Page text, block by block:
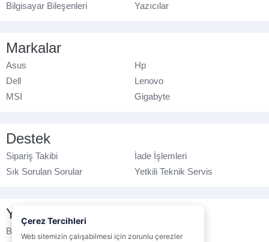
Bilgisayar Bileşenleri
Yazıcılar
Markalar
Asus
Hp
Dell
Lenovo
MSI
Gigabyte
Destek
Sipariş Takibi
İade İşlemleri
Sık Sorulan Sorular
Yetkili Teknik Servis
Yasal Bilgilendirme
Banka Hesap No
Çerez Tercihleri
Web sitemizin çalışabilmesi için zorunlu çerezler